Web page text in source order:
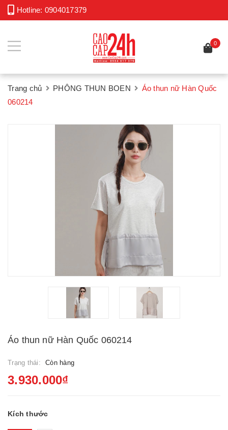
Hotline: 0904017379
0
Trang chủ PHÔNG THUN BOEN
Áo thun nữ Hàn Quốc
060214
Áo thun nữ Hàn Quốc 060214
Trạng thái: Còn hàng
3.930.000₫
Kích thước